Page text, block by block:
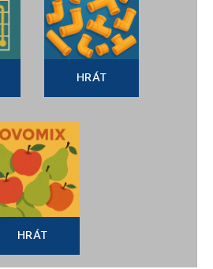
HRÁT
HRÁT